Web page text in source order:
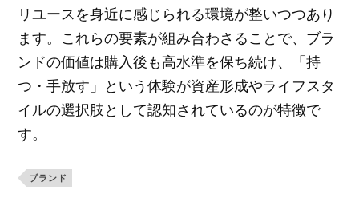
リユースを身近に感じられる環境が整いつつあり
ます。これらの要素が組み合わさることで、ブラ
ンドの価値は購入後も高水準を保ち続け、「持
つ・手放す」という体験が資産形成やライフスタ
イルの選択肢として認知されているのが特徴で
す。
ブランド